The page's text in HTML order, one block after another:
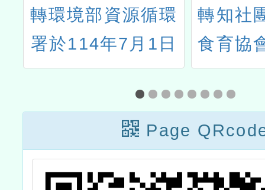
轉環境部資源循環
署於114年7月1日
至8月31日「一次
用產品減量里程
碑」許願池活動
轉知社
食育協
之煉金
餐毛豆
Page